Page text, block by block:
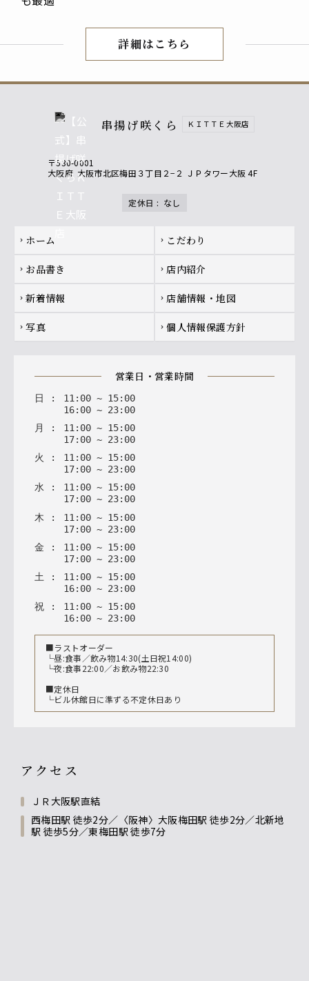
店内紹介
詳細はこちら
串揚げ咲くら ＫＩＴＴＥ大阪店
〒530-0001
大阪府 大阪市北区梅田３丁目２−２ ＪＰタワー大阪 4F
定休日 : なし
Footer navigation
chevron_right ホーム chevron_right こだわり
chevron_right お品書き chevron_right 店内紹介
chevron_right 新着情報 chevron_right 店舗情報・地図
chevron_right 写真 chevron_right 個人情報保護方針
営業日・営業時間
日 : 11 : 00 ~ 15: 00
16: 00 ~ 23: 00
月
: 11 : 00 ~ 15: 00
17: 00 ~ 23: 00
火
: 11: 00 ~ 15: 00
17: 00 ~ 23: 00
水 : 11: 00 ~ 15: 00
17: 00 ~ 23: 00
木 : 11 : 00 ~ 15: 00
17: 00 ~ 23: 00
金 : 11 : 00 ~ 15: 00
17: 00 ~ 23: 00
土 : 11 : 00 ~ 15: 00
16: 00 ~ 23: 00
祝 : 11 : 00 ~ 15: 00
16: 00 ~ 23: 00
■ラストオーダー
└昼:食事／飲み物14:30(土日祝14:00)
└夜:食事22:00／お飲み物22:30
■定休日
└ビル休館日に準ずる不定休日あり
アクセス
ＪＲ大阪駅直結
西梅田駅 徒歩2分／〈阪神〉大阪梅田駅 徒歩2分／北新地
駅 徒歩5分／東梅田駅 徒歩7分